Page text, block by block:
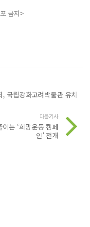
금지>
국립강화고려박물관 유치
다음기사
는 ‘희망운동 캠페
인’ 전개